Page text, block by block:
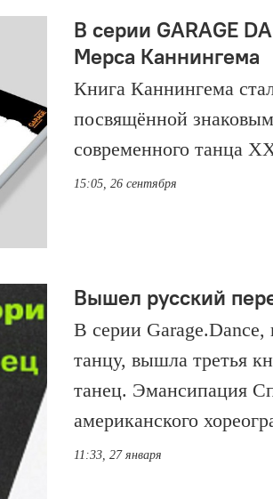
В серии GARAGE
Мерса Каннингема
Книга Каннингема
посвящённой
современного танца
15:05, 26 сентября
Вышел русский
В серии
танцу, вышла третья
танец. Эмансипация
американского
11:33, 27 января